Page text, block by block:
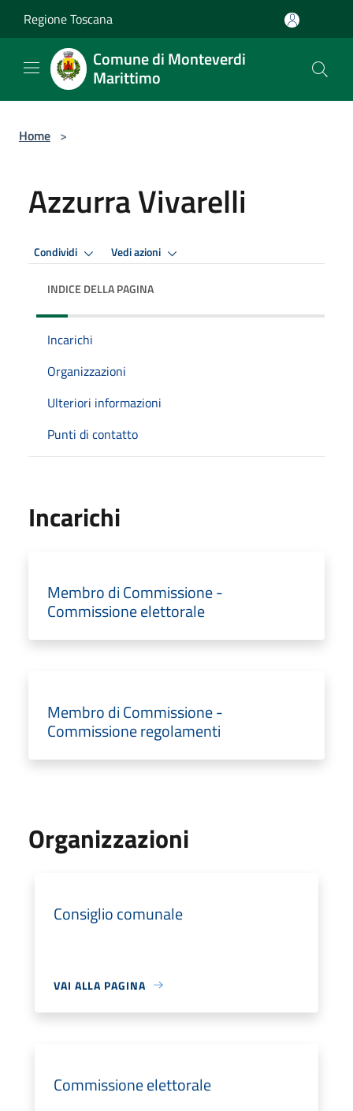
Regione Toscana
Comune di Monteverdi
Marittimo
Home >
Azzurra Vivarelli
Condividi Vedi azioni
INDICE DELLA PAGINA
Incarichi
Organizzazioni
Ulteriori informazioni
Punti di contatto
Incarichi
Membro di Commissione -
Commissione elettorale
Membro di Commissione -
Commissione regolamenti
Organizzazioni
Consiglio comunale
VAI ALLA PAGINA
Commissione elettorale